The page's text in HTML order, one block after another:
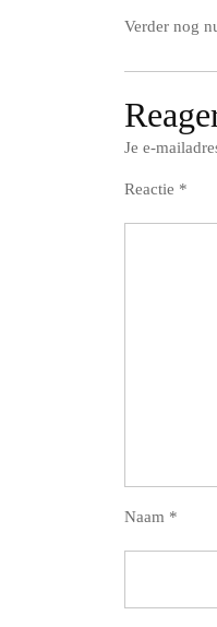
Verder nog
Je e-
Reactie *
Naam *